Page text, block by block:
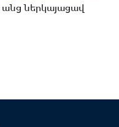
անց ներկայացավ